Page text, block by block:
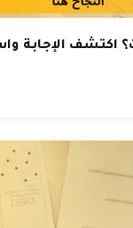
اكتشف الإجابة